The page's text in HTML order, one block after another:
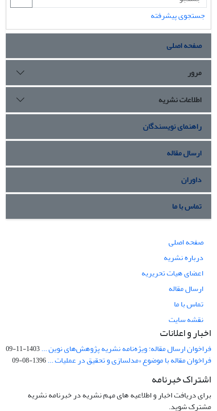
جستجوی پیشرفته
صفحه اصلی
مرور
اطلاعات نشریه
راهنمای نویسندگان
ارسال مقاله
داوران
تماس با ما
صفحه اصلی
درباره نشریه
اعضای هیات تحریریه
ارسال مقاله
تماس با ما
نقشه سایت
اخبار و اعلانات
فراخوان ارسال مقاله: ویژه‌نامه نشریه پژوهش‌های نوین ...1403-11-09
فراخوان مقاله با موضوع «مدلسازی و تحقیق در عملیات ...1396-08-09
اشتراک خبرنامه
برای دریافت اخبار و اطلاعیه های مهم نشریه در خبرنامه نشریه
مشترک شوید.